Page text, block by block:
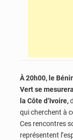
À 20h00, le
Vert se
la Côte d’Ivoire,
qui cherchent à
Ces rencontres
représentent